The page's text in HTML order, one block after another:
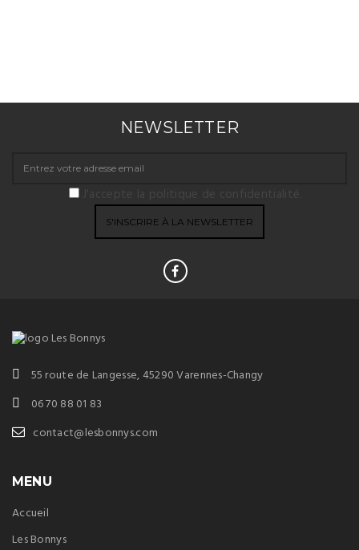
NEWSLETTER
J'accepte la politique de confidentialité.
55 route de Langesse, 45290 Varennes-Changy
06 70 88 01 83
contact@lesbonnys.com
MENU
Accueil
Les Bonnys